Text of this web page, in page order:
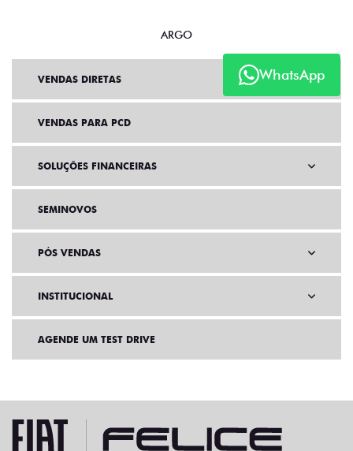
WhatsApp
ARGO
VENDAS DIRETAS
VENDAS PARA PCD
SOLUÇÕES FINANCEIRAS
SEMINOVOS
PÓS VENDAS
INSTITUCIONAL
AGENDE UM TEST DRIVE